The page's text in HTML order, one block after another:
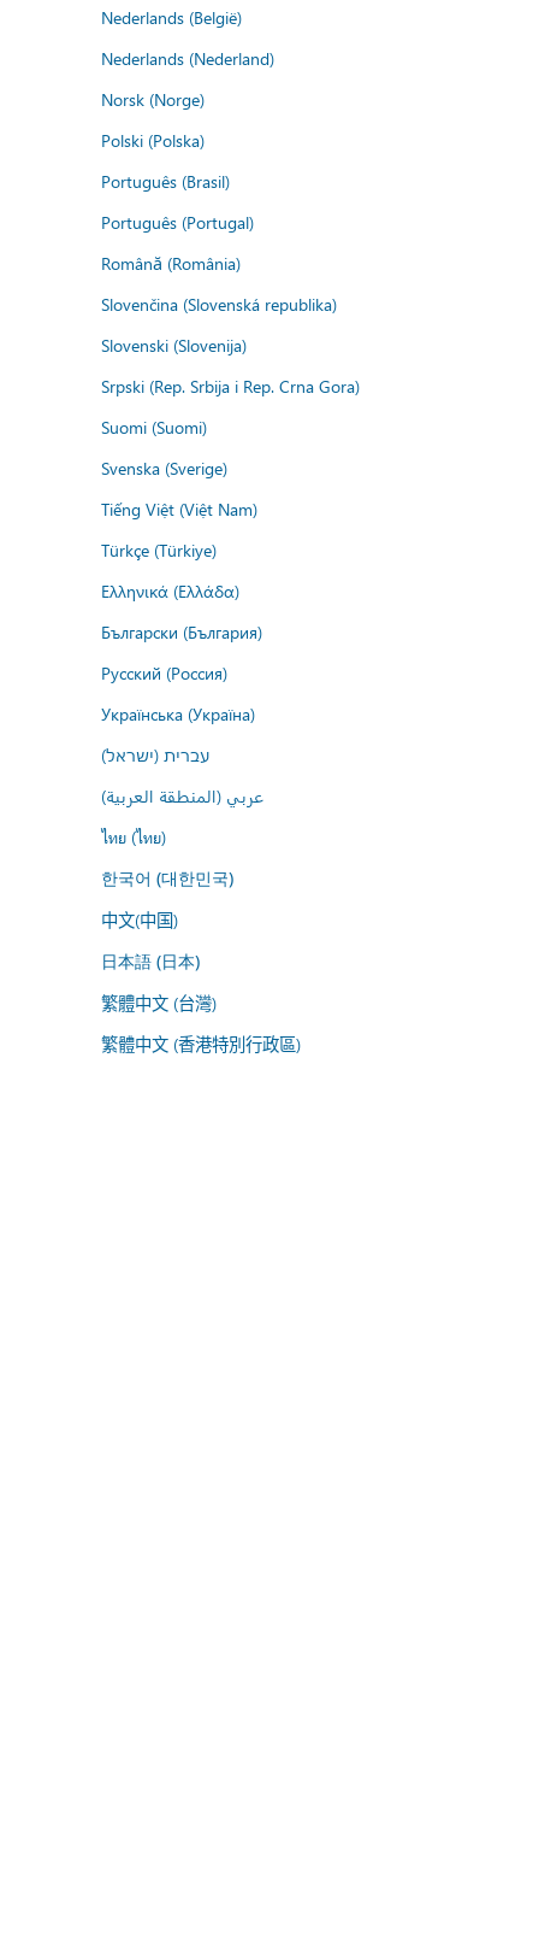
Nederlands (België)
Nederlands (Nederland)
Norsk (Norge)
Polski (Polska)
Português (Brasil)
Português (Portugal)
Română (România)
Slovenčina (Slovenská republika)
Slovenski (Slovenija)
Srpski (Rep. Srbija i Rep. Crna Gora)
Suomi (Suomi)
Svenska (Sverige)
Tiếng Việt (Việt Nam)
Türkçe (Türkiye)
Ελληνικά (Ελλάδα)
Български (България)
Русский (Россия)
Українська (Україна)
עברית (ישראל)
عربي (المنطقة العربية)
ไทย (ไทย)
한국어 (대한민국)
中文(中国)
日本語 (日本)
繁體中文 (台灣)
繁體中文 (香港特別行政區)